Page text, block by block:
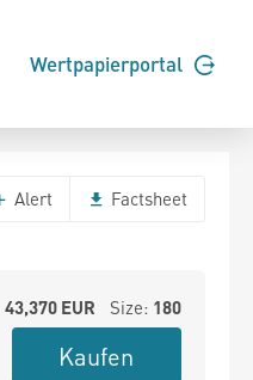
Wertpapierportal
Alert Factsheet
43,370EUR Size: 180
Kaufen